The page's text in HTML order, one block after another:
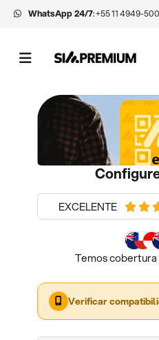
WhatsApp 24/7:+55 11 4949-
EXCELENTE
Temos cobertura
Verificar